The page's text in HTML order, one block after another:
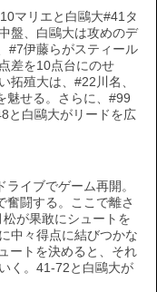
マリエと白鷗大#41タ
盤、白鷗大は攻めのデ
#7伊藤らがスティール
差を10点台にのせ
拓殖大は、#22川名、
魅せる。さらに、#99
と白鷗大がリードを広
イブでゲーム再開。
奮闘する。ここで離さ
が果敢にシュートを
中々得点に結びつかな
ートを決めると、それ
く。41-72と白鷗大が